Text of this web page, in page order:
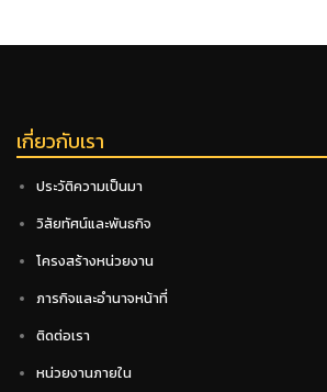
เกี่ยวกับเรา
ประวัติความเป็นมา
วิสัยทัศน์และพันธกิจ
โครงสร้างหน่วยงาน
ภารกิจและอำนาจหน้าที่
ติดต่อเรา
หน่วยงานภายใน